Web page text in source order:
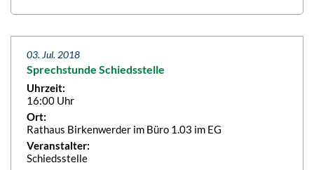
03. Jul. 2018
Sprechstunde Schiedsstelle
Uhrzeit:
16:00 Uhr
Ort:
Rathaus Birkenwerder im Büro 1.03 im EG
Veranstalter:
Schiedsstelle